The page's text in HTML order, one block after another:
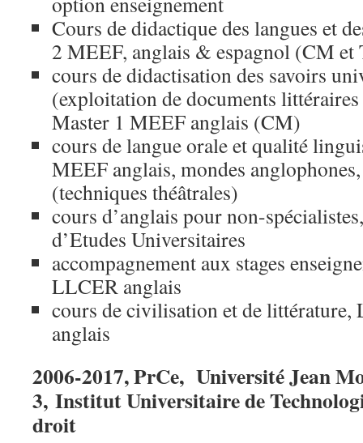
Cours de didactique des langues et
2 MEEF, anglais & espagnol (CM et
cours de didactisation des savoirs
(exploitation de documents
Master 1 MEEF anglais (CM)
cours de langue orale et qualité
MEEF anglais, mondes
(techniques théâtrales)
cours d’anglais pour non-
d’Etudes Universitaires
accompagnement aux stages
LLCER anglais
cours de civilisation et de
anglais
2006-2017, PrCe, Université Jean
3, Institut Universitaire de
droit